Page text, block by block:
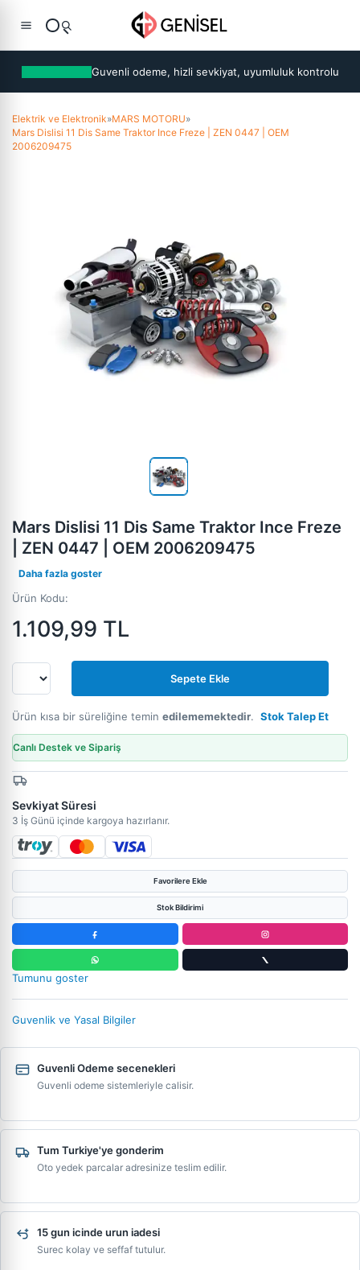
Guvenli odeme, hizli sevkiyat, uyumluluk kontrolu
Elektrik ve Elektronik»MARS MOTORU»
Mars Dislisi 11 Dis Same Traktor Ince Freze | ZEN 0447 | OEM
2006209475
Mars Dislisi 11 Dis Same Traktor Ince Freze
| ZEN 0447 | OEM 2006209475
Daha fazla goster
Ürün Kodu:
1.109,99 TL
Sepete Ekle
Ürün kısa bir süreliğine temin edilememektedir. Stok Talep Et
Canlı Destek ve Sipariş
Sevkiyat Süresi
3 İş Günü içinde kargoya hazırlanır.
Favorilere Ekle
Stok Bildirimi
Tumunu goster
Guvenlik ve Yasal Bilgiler
Guvenli Odeme secenekleri
Guvenli odeme sistemleriyle calisir.
Tum Turkiye'ye gonderim
Oto yedek parcalar adresinize teslim edilir.
15 gun icinde urun iadesi
Surec kolay ve seffaf tutulur.